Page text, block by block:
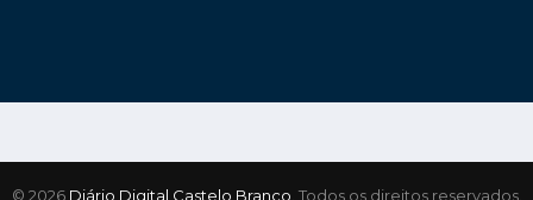
© 2026 Diário Digital Castelo Branco . Todos os direitos reservados.